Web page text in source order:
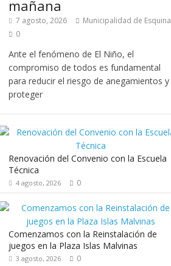
mañana
7 agosto, 2026
Municipalidad de Esquina
0
Ante el fenómeno de El Niño, el
compromiso de todos es fundamental
para reducir el riesgo de anegamientos y
proteger
Renovación del Convenio con la Escuela
Técnica
4 agosto, 2026 0
Comenzamos con la Reinstalación de
juegos en la Plaza Islas Malvinas
3 agosto, 2026 0